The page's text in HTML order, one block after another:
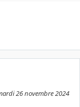
26 novembre 2024